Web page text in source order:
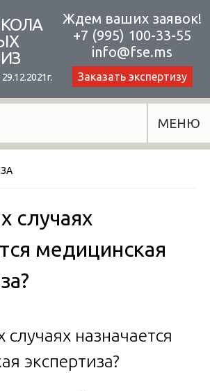
Ждем ваших заявок!
+7 (995) 100-33-55
info@fse.ms
Заказать экспертизу
МЕНЮ
случаях
медицинская